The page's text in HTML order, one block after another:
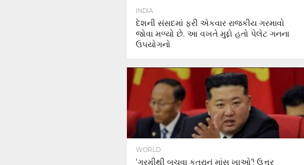
INDIA
દેશની સંસદમાં ફરી એકવાર રાજકીય ગરમાવો
જોવા મળ્યો છે. આ વખતે મુદ્દો હતો પેલેટ ગનના
ઉપયોગનો
WORLD
‘ગરમીથી બચવા કૂતરાનું માંસ ખાઓ’! ઉત્તર